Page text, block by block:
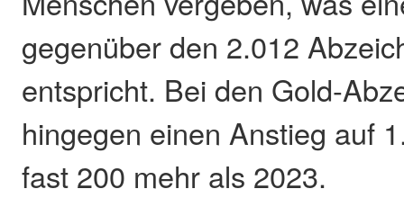
gegenüber den 2.012
entspricht. Bei den Gold-
hingegen einen Anstieg auf
fast 200 mehr als 2023.